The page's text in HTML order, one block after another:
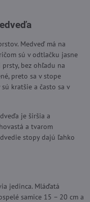
Medveď má na
sú v odtlačku jasne
bez ohľadu na
preto sa v stope
kratšie a často sa v
je širšia a
a tvarom
stopy dajú ľahko
jedinca. Mláďatá
samice 15 – 20 cm a